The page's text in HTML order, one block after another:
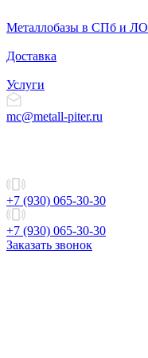
Металлобазы в СПб и ЛО
Доставка
Услуги
mc@metall-piter.ru
+7 (930) 065-30-30
+7 (930) 065-30-30
Заказать звонок